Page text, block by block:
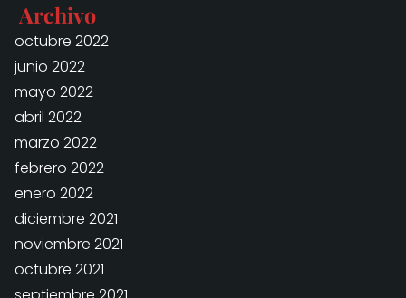
Archivo
octubre 2022
junio 2022
mayo 2022
abril 2022
marzo 2022
febrero 2022
enero 2022
diciembre 2021
noviembre 2021
octubre 2021